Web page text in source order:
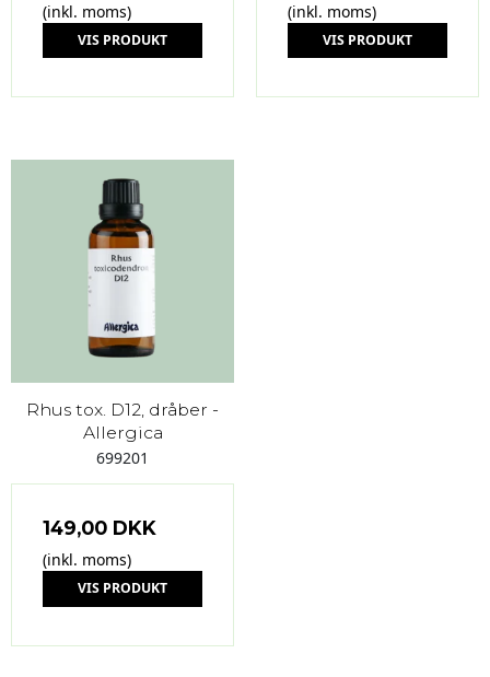
(inkl. moms)
VIS PRODUKT
(inkl. moms)
VIS PRODUKT
Rhus tox. D12, dråber -
Allergica
699201
149,00 DKK
(inkl. moms)
VIS PRODUKT